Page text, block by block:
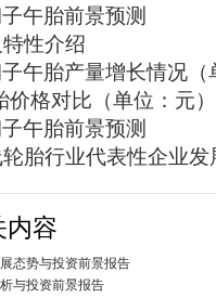
午胎前景预测
性介绍
午胎产量增长情况（
格对比（单位：元）
午胎前景预测
胎行业代表性企业发
容
态势与投资前景报告
与投资前景报告